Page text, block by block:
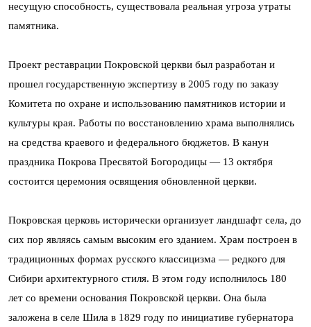
несущую способность, существовала реальная угроза утраты
памятника.
Проект реставрации Покровской церкви был разработан и
прошел государственную экспертизу в 2005 году по заказу
Комитета по охране и использованию памятников истории и
культуры края. Работы по восстановлению храма выполнялись
на средства краевого и федерального бюджетов. В канун
праздника Покрова Пресвятой Богородицы — 13 октября
состоится церемония освящения обновленной церкви.
Покровская церковь исторически организует ландшафт села, до
сих пор являясь самым высоким его зданием. Храм построен в
традиционных формах русского классицизма — редкого для
Сибири архитектурного стиля. В этом году исполнилось 180
лет со времени основания Покровской церкви. Она была
заложена в селе Шила в 1829 году по инициативе губернатора